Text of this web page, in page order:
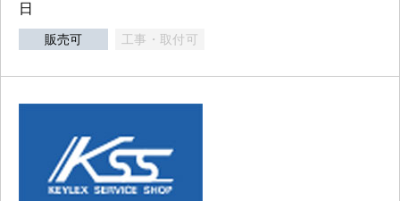
日
販売可 工事・取付可